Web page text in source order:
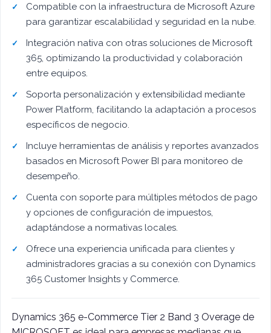
Compatible con la infraestructura de Microsoft Azure
para garantizar escalabilidad y seguridad en la nube.
Integración nativa con otras soluciones de Microsoft
365, optimizando la productividad y colaboración
entre equipos.
Soporta personalización y extensibilidad mediante
Power Platform, facilitando la adaptación a procesos
específicos de negocio.
Incluye herramientas de análisis y reportes avanzados
basados en Microsoft Power BI para monitoreo de
desempeño.
Cuenta con soporte para múltiples métodos de pago
y opciones de configuración de impuestos,
adaptándose a normativas locales.
Ofrece una experiencia unificada para clientes y
administradores gracias a su conexión con Dynamics
365 Customer Insights y Commerce.
Dynamics 365 e-Commerce Tier 2 Band 3 Overage de